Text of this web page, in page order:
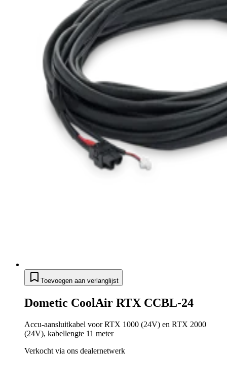
Toevoegen aan verlanglijst
Dometic CoolAir RTX CCBL-24
Accu-aansluitkabel voor RTX 1000 (24V) en RTX 2000
(24V), kabellengte 11 meter
Verkocht via ons dealernetwerk